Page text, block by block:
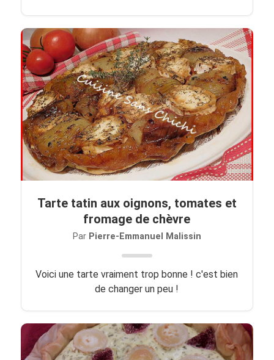
Tarte tatin aux oignons, tomates et
fromage de chèvre
Par Pierre-Emmanuel Malissin
Voici une tarte vraiment trop bonne ! c'est bien
de changer un peu !